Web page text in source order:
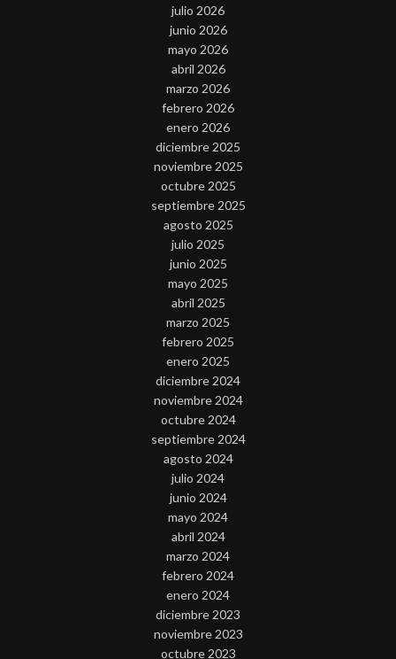
julio 2026
junio 2026
mayo 2026
abril 2026
marzo 2026
febrero 2026
enero 2026
diciembre 2025
noviembre 2025
octubre 2025
septiembre 2025
agosto 2025
julio 2025
junio 2025
mayo 2025
abril 2025
marzo 2025
febrero 2025
enero 2025
diciembre 2024
noviembre 2024
octubre 2024
septiembre 2024
agosto 2024
julio 2024
junio 2024
mayo 2024
abril 2024
marzo 2024
febrero 2024
enero 2024
diciembre 2023
noviembre 2023
octubre 2023